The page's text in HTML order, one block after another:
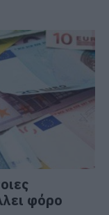
φόρο